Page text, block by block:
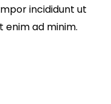
incididunt ut
enim ad minim.